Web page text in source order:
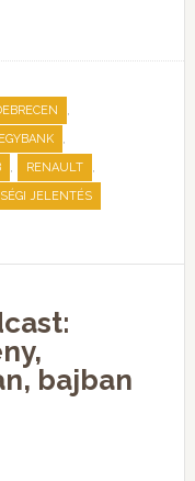
,
,
, RENAULT ,
JELENTÉS
bajban